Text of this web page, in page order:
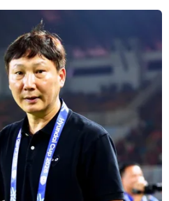
ông Soder là ứng